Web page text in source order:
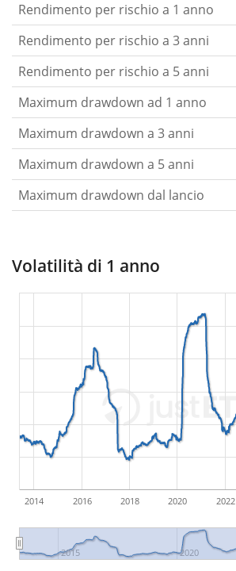
Rendimento per rischio a 1 anno
Rendimento per rischio a 3 anni
Rendimento per rischio a 5 anni
Maximum drawdown ad 1 anno
Maximum drawdown a 3 anni
Maximum drawdown a 5 anni
Maximum drawdown dal lancio
Volatilità di 1 anno
2014 2016 2018 2020 2022
2015 2020